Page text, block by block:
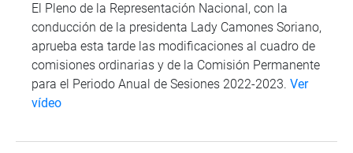
El Pleno de la Representación Nacional, con la
conducción de la presidenta Lady Camones Soriano,
aprueba esta tarde las modificaciones al cuadro de
comisiones ordinarias y de la Comisión Permanente
para el Periodo Anual de Sesiones 2022-2023. Ver
vídeo